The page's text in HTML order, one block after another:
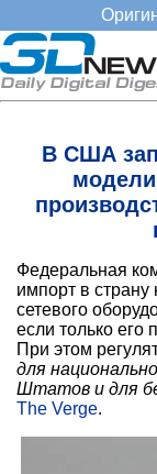
В США
модели
Федеральная
импорт в страну
сетевого
если только его
При этом
для
Штатов и для
The Verge.